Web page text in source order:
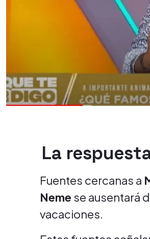
La
Fuentes cercanas a
Neme se ausentará
vacaciones.